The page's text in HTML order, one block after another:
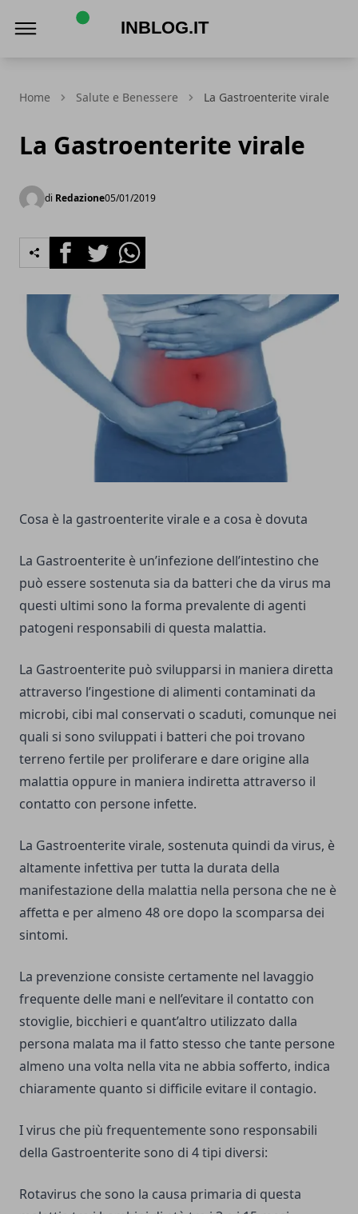
Home Salute e Benessere La Gastroenterite virale
La Gastroenterite virale
di Redazione05/01/2019
FacebookTwitterWhatsapp
Cosa è la gastroenterite virale e a cosa è dovuta
La Gastroenterite è un’infezione dell’intestino che
può essere sostenuta sia da batteri che da virus ma
questi ultimi sono la forma prevalente di agenti
patogeni responsabili di questa malattia.
La Gastroenterite può svilupparsi in maniera diretta
attraverso l’ingestione di alimenti contaminati da
microbi, cibi mal conservati o scaduti, comunque nei
quali si sono sviluppati i batteri che poi trovano
terreno fertile per proliferare e dare origine alla
malattia oppure in maniera indiretta attraverso il
contatto con persone infette.
La Gastroenterite virale, sostenuta quindi da virus, è
altamente infettiva per tutta la durata della
manifestazione della malattia nella persona che ne è
affetta e per almeno 48 ore dopo la scomparsa dei
sintomi.
La prevenzione consiste certamente nel lavaggio
frequente delle mani e nell’evitare il contatto con
stoviglie, bicchieri e quant’altro utilizzato dalla
persona malata ma il fatto stesso che tante persone
almeno una volta nella vita ne abbia sofferto, indica
chiaramente quanto si difficile evitare il contagio.
I virus che più frequentemente sono responsabili
della Gastroenterite sono di 4 tipi diversi:
Rotavirus che sono la causa primaria di questa